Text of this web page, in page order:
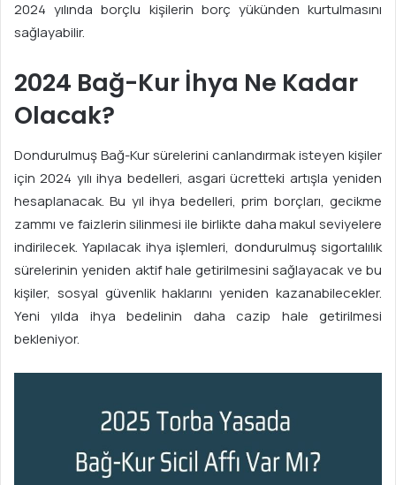
2024 yılında borçlu kişilerin borç yükünden kurtulmasını
sağlayabilir.
2024 Bağ-Kur İhya Ne Kadar
Olacak?
Dondurulmuş Bağ-Kur sürelerini canlandırmak isteyen kişiler
için 2024 yılı ihya bedelleri, asgari ücretteki artışla yeniden
hesaplanacak. Bu yıl ihya bedelleri, prim borçları, gecikme
zammı ve faizlerin silinmesi ile birlikte daha makul seviyelere
indirilecek. Yapılacak ihya işlemleri, dondurulmuş sigortalılık
sürelerinin yeniden aktif hale getirilmesini sağlayacak ve bu
kişiler, sosyal güvenlik haklarını yeniden kazanabilecekler.
Yeni yılda ihya bedelinin daha cazip hale getirilmesi
bekleniyor.